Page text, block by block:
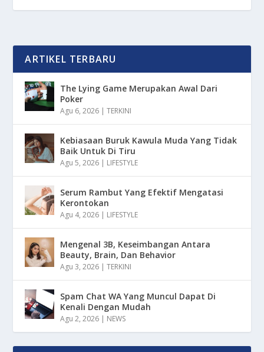
ARTIKEL TERBARU
The Lying Game Merupakan Awal Dari
Poker
Agu 6, 2026 |TERKINI
Kebiasaan Buruk Kawula Muda Yang Tidak
Baik Untuk Di Tiru
Agu 5, 2026 | LIFESTYLE
Serum Rambut Yang Efektif Mengatasi
Kerontokan
Agu 4, 2026 | LIFESTYLE
Mengenal 3B, Keseimbangan Antara
Beauty, Brain, Dan Behavior
Agu 3, 2026 |TERKINI
Spam Chat WA Yang Muncul Dapat Di
Kenali Dengan Mudah
Agu 2, 2026 | NEWS